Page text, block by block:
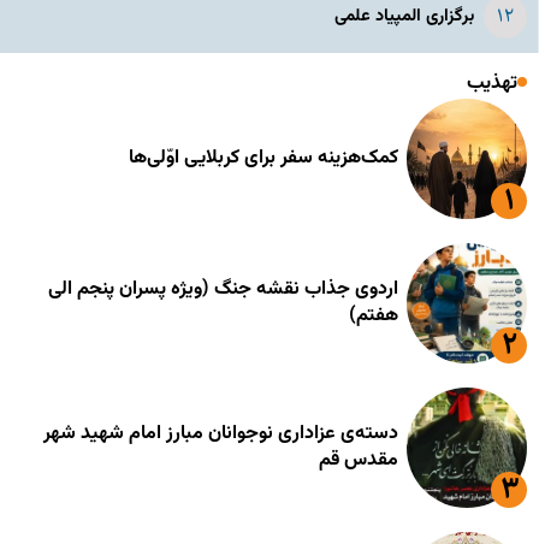
برگزاری المپیاد علمی
تهذیب
کمک‌هزینه سفر برای کربلایی اوّلی‌ها
اردوی جذاب نقشه جنگ (ویژه پسران پنجم الی
هفتم)
دسته‌ی عزاداری نوجوانان مبارز امام شهید شهر
مقدس قم